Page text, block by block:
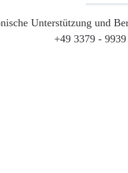
Unterstützung und
+49 3379 -